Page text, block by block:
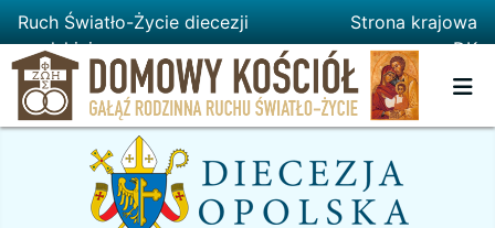
Ruch Światło-Życie diecezji
opolskiej
Strona krajowa
DK